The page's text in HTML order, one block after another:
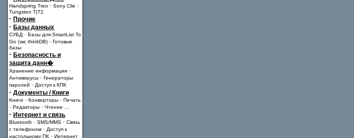
Handspring Treo · Sony Clie ·
Tungsten T|T2
· Прочие
· Базы данных
СУБД · Базы для SmartList To
Go (экс thinkDB) · Готовые
базы
· Безопасность и
защита данн�
Хранение информации ·
Антивирусы · Генераторы
паролей · Доступ к КПК
· Документы / Книги
Книги · Конверторы · Печать
· Редакторы · Чтение
· Интернет и связь
Bluetooth · SMS/MMS · Связь
с телефоном · Доступ к
настольному ПК · Интернет